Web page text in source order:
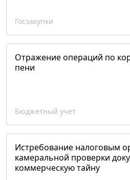
Госзакупки
Отражение операций по
пени
Бюджетный учет
Истребование налоговым
камеральной проверки
коммерческую тайну